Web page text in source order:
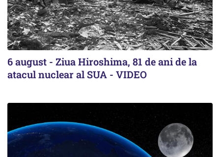
6 august - Ziua Hiroshima, 81 de ani de la
atacul nuclear al SUA - VIDEO